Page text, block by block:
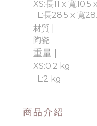
XS:長11 x 寬10.5
L:長28.5 x 寬
材質 |
陶瓷
重量 |
XS:0.2 kg
L:2 kg
商品介紹